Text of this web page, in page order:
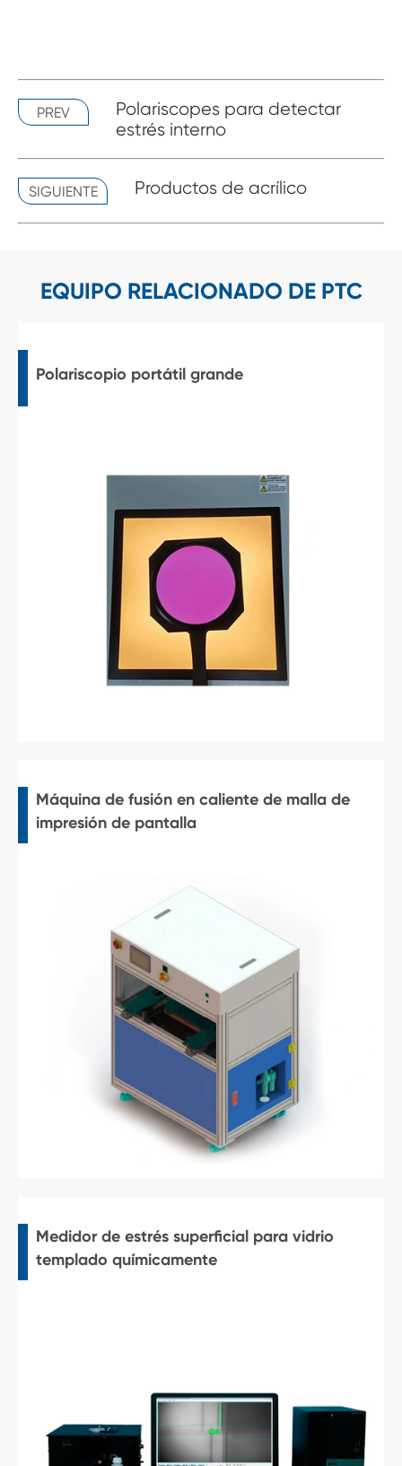
PREV
Polariscopes para detectar
estrés interno
SIGUIENTE Productos de acrílico
EQUIPO RELACIONADO DE PTC
Polariscopio portátil grande
Máquina de fusión en caliente de malla de
impresión de pantalla
Medidor de estrés superficial para vidrio
templado químicamente